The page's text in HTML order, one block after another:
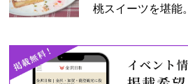
桃スイーツを堪能。